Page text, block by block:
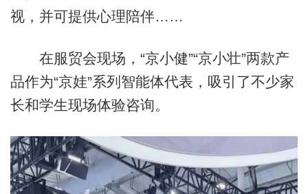
视，并可提供心理陪伴……
在服贸会现场，“京小健”“京小壮”两款产
品作为“京娃”系列智能体代表，吸引了不少家
长和学生现场体验咨询。